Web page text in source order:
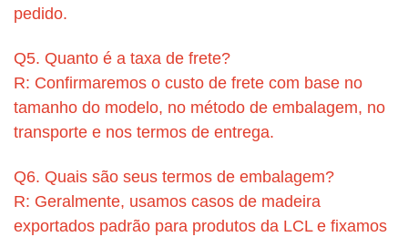
pedido.
Q5. Quanto é a taxa de frete?
R: Confirmaremos o custo de frete com base no
tamanho do modelo, no método de embalagem, no
transporte e nos termos de entrega.
Q6. Quais são seus termos de embalagem?
R: Geralmente, usamos casos de madeira
exportados padrão para produtos da LCL e fixamos